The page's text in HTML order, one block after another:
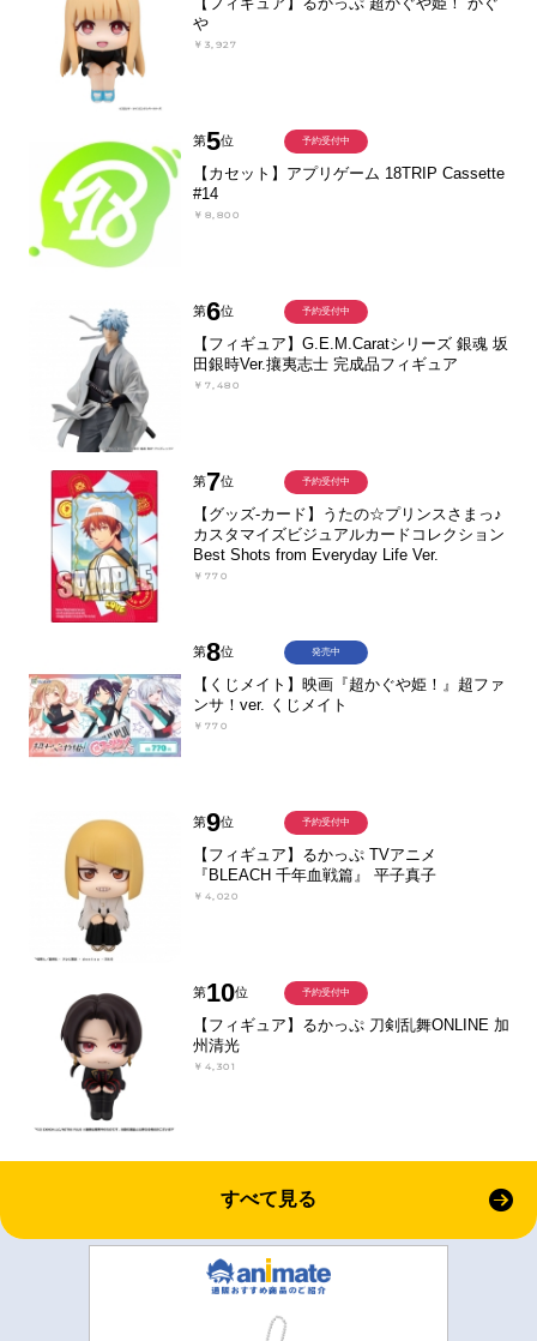
や
￥3,927
第5位
【カセット】アプリゲーム 18TRIP Cassette
#14
￥8,800
予約受付中
第6位
【フィギュア】G.E.M.Caratシリーズ 銀魂 坂
田銀時Ver.攘夷志士 完成品フィギュア
￥7,480
予約受付中
第7位
【グッズ-カード】うたの☆プリンスさまっ♪
カスタマイズビジュアルカードコレクション
Best Shots from Everyday Life Ver.
￥770
予約受付中
第8位
【くじメイト】映画『超かぐや姫！』超ファ
ンサ！ver. くじメイト
￥770
発売中
第9位
【フィギュア】るかっぷ TVアニメ
『BLEACH 千年血戦篇』 平子真子
￥4,020
予約受付中
第10位
【フィギュア】るかっぷ 刀剣乱舞ONLINE 加
州清光
￥4,301
予約受付中
すべて見る